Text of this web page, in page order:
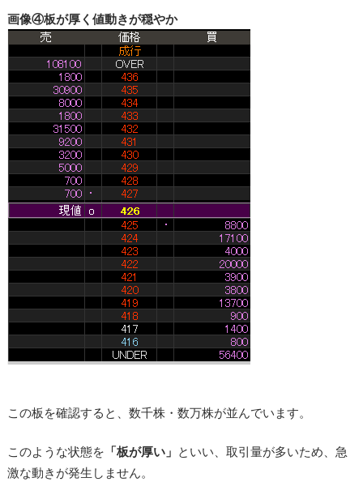
画像④板が厚く値動きが穏やか
この板を確認すると、数千株・数万株が並んでいます。
このような状態を 「板が厚い」 といい、取引量が多いため、急
激な動きが発生しません。